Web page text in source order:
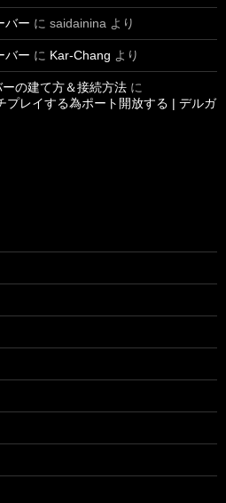
バー に saidainina より
バー に Kar-Chang より
の建て方＆接続方法 に
プレイする為ポート開放する | デルガ